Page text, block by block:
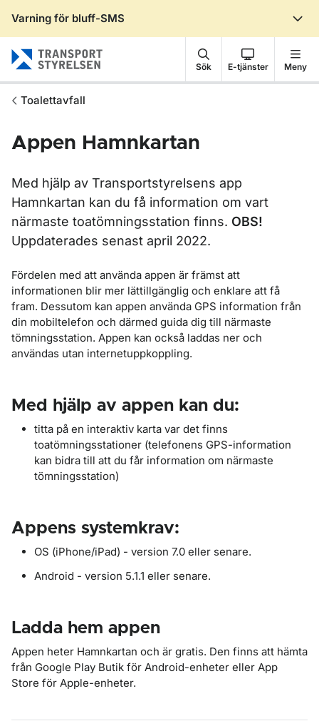
Varning för bluff-SMS
Sök E-tjänster Meny
Toalettavfall
Appen Hamnkartan
Med hjälp av Transportstyrelsens app
Hamnkartan kan du få information om vart
närmaste toatömningsstation finns. OBS!
Uppdaterades senast april 2022.
Fördelen med att använda appen är främst att
informationen blir mer lättillgänglig och enklare att få
fram. Dessutom kan appen använda GPS information från
din mobiltelefon och därmed guida dig till närmaste
tömningsstation. Appen kan också laddas ner och
användas utan internetuppkoppling.
Med hjälp av appen kan du:
titta på en interaktiv karta var det finns
toatömningsstationer (telefonens GPS-information
kan bidra till att du får information om närmaste
tömningsstation)
Appens systemkrav:
OS (iPhone/iPad) - version 7.0 eller senare.
Android - version 5.1.1 eller senare.
Ladda hem appen
Appen heter Hamnkartan och är gratis. Den finns att hämta
från Google Play Butik för Android-enheter eller App
Store för Apple-enheter.